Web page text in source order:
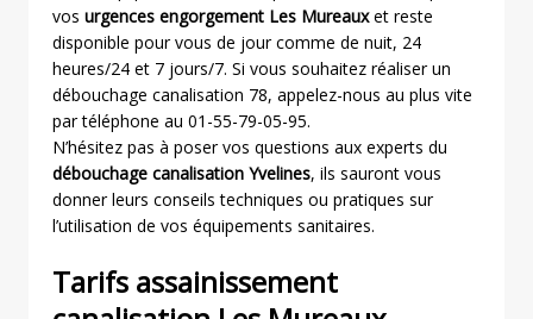
vos urgences engorgement Les Mureauxet reste
disponible pour vous de jour comme de nuit, 24
heures/24 et 7 jours/7. Si vous souhaitez réaliser un
débouchage canalisation 78, appelez-nous au plus vite
par téléphone au 01-55-79-05-95.
N’hésitez pas à poser vos questions aux experts du
débouchage canalisation Yvelines, ils sauront vous
donner leurs conseils techniques ou pratiques sur
l’utilisation de vos équipements sanitaires.
Tarifs assainissement